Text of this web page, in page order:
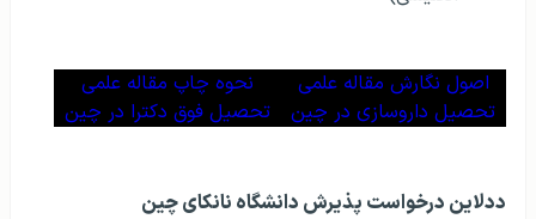
اصول نگارش مقاله علمی
نحوه چاپ مقاله علمی
تحصیل داروسازی در چین
تحصیل فوق دکترا در چین
ددلاین درخواست پذیرش دانشگاه نانکای چین